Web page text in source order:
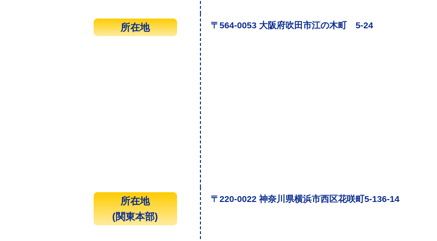
所在地 〒564-0053 大阪府吹田市江の木町 5-24
所在地
(関東本部)
〒220-0022 神奈川県横浜市西区花咲町5-136-14